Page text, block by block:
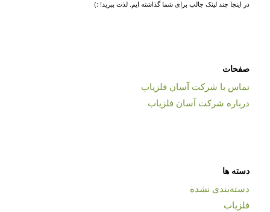
در اینجا چند لینک جالب برای شما گذاشته ایم. لذت ببرید! :)
صفحات
تماس با شرکت آسان فلزیاب
درباره شرکت آسان فلزیاب
دسته ها
دسته‌بندی نشده
فلزیاب